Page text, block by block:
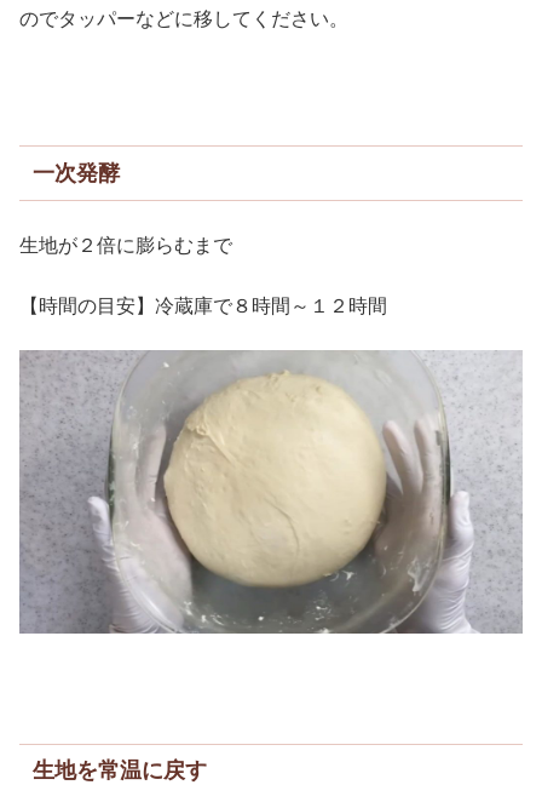
のでタッパーなどに移してください。
一次発酵
生地が２倍に膨らむまで
【時間の目安】冷蔵庫で８時間～１２時間
生地を常温に戻す